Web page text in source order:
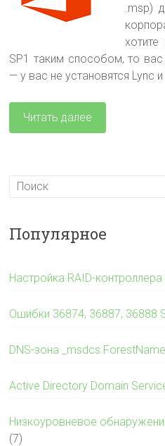
.msp)
SP1 таким способом, то
— у вас не установятся Lync и
Читать далее
Популярное
Настройка RAID-
Ошибки 36874, 36887, 36888
DNS-зона
Active Directory Domain
Низкоуровневое
(7)